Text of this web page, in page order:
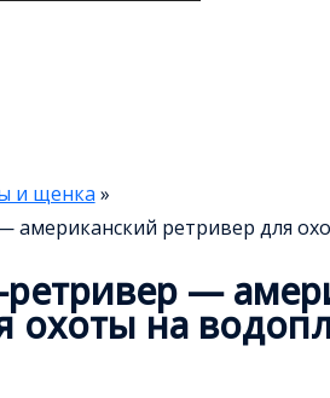
и щенка
американский ретривер для
—
охоты на